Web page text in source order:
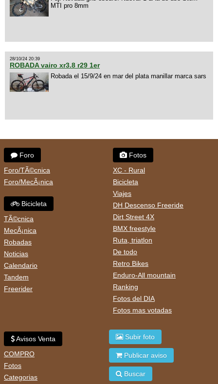
MTI pro 8mm
28/10/24 20:39
ROBADA vairo xr3.8 r29 1er
Robada el 15/9/24 en mar del plata manillar marca sars
Foro
Foro/TÃ©cnica
Foro/MecÃ¡nica
Bicicleta
TÃ©cnica
MecÃ¡nica
Robadas
Noticias
Calendario
Tandem
Freerider
Fotos
XC - Rural
Bicicleta
Viajes
DH Descenso Freeride
Dirt Street 4X
BMX freestyle
Ruta, triatlon
De todo
Retro Bikes
Enduro-All mountain
Ranking
Fotos del DIA
Fotos mas votadas
Avisos Venta
COMPRO
Fotos
Categorias
Subir foto
Publicar aviso
Buscar